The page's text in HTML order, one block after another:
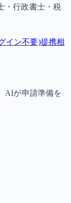
・行政書士・税
イン不要)提携相
AIが申請準備を